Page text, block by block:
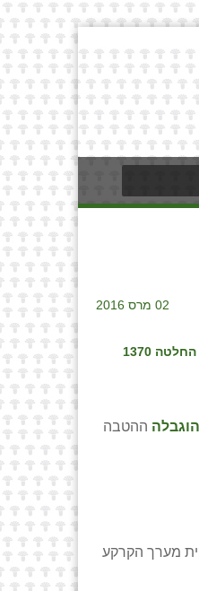
02 מרס 2016
החלטה 1370
הוגבלה ההטבה
במסגרתם שולמו תמורה חלקית מערך הקרקע